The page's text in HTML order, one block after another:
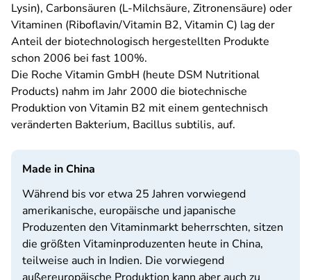
Lysin), Carbonsäuren (L-Milchsäure, Zitronensäure) oder
Vitaminen (Riboflavin/Vitamin B2, Vitamin C) lag der
Anteil der biotechnologisch hergestellten Produkte
schon 2006 bei fast 100%.
Die Roche Vitamin GmbH (heute DSM Nutritional
Products) nahm im Jahr 2000 die biotechnische
Produktion von Vitamin B2 mit einem gentechnisch
veränderten Bakterium, Bacillus subtilis, auf.
Made in China
Während bis vor etwa 25 Jahren vorwiegend
amerikanische, europäische und japanische
Produzenten den Vitaminmarkt beherrschten, sitzen
die größten Vitaminproduzenten heute in China,
teilweise auch in Indien. Die vorwiegend